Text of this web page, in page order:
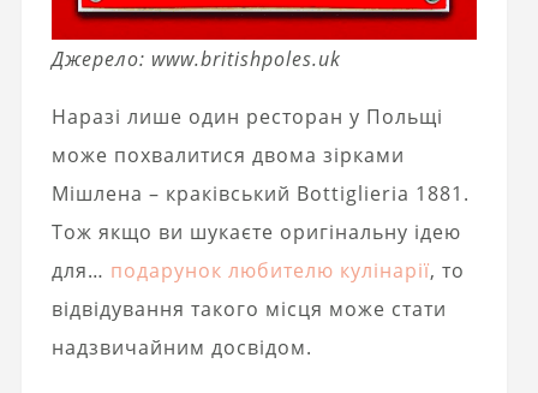
Джерело: www.britishpoles.uk
Наразі лише один ресторан у Польщі
може похвалитися двома зірками
Мішлена – краківський Bottiglieria 1881.
Тож якщо ви шукаєте оригінальну ідею
для… подарунок любителю кулінарії, то
відвідування такого місця може стати
надзвичайним досвідом.